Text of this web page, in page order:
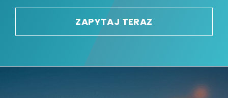
ZAPYTAJ TERAZ